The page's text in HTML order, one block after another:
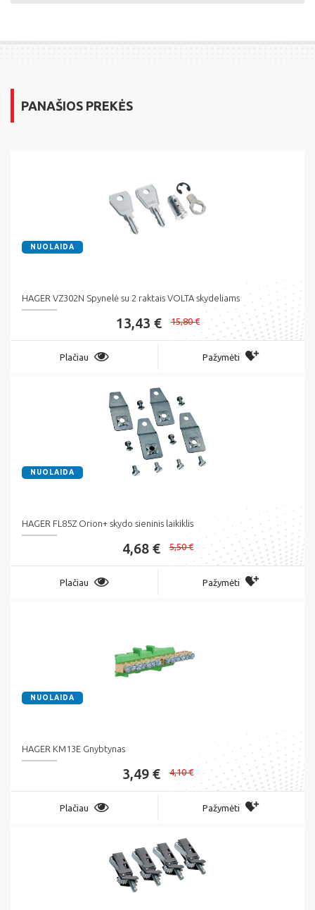
PANAŠIOS PREKĖS
NUOLAIDA
HAGER VZ302N Spynelė su 2 raktais VOLTA skydeliams
13,43 € 15,80 €
Plačiau Pažymėti
NUOLAIDA
HAGER FL85Z Orion+ skydo sieninis laikiklis
4,68 € 5,50 €
Plačiau Pažymėti
NUOLAIDA
HAGER KM13E Gnybtynas
3,49 € 4,10 €
Plačiau Pažymėti